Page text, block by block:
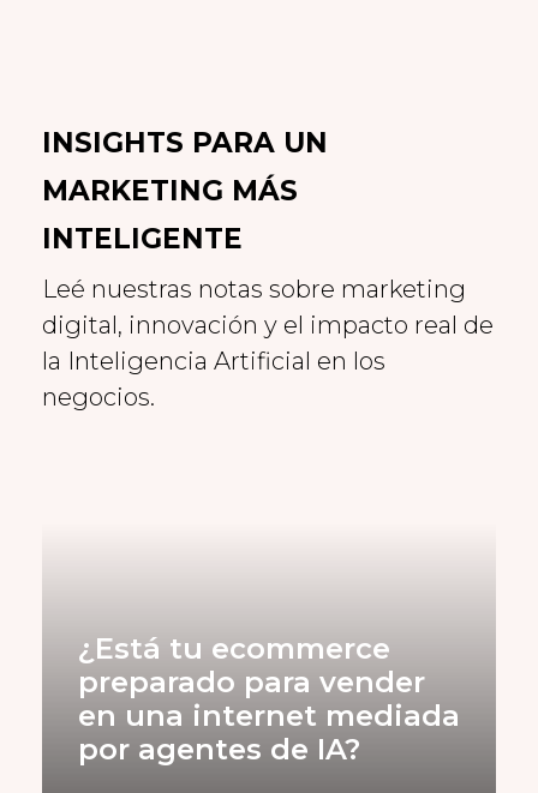
INSIGHTS PARA UN
MARKETING MÁS
INTELIGENTE
Leé nuestras notas sobre marketing
digital, innovación y el impacto real de
la Inteligencia Artificial en los
negocios.
¿Está tu ecommerce
preparado para vender
en una internet mediada
por agentes de IA?